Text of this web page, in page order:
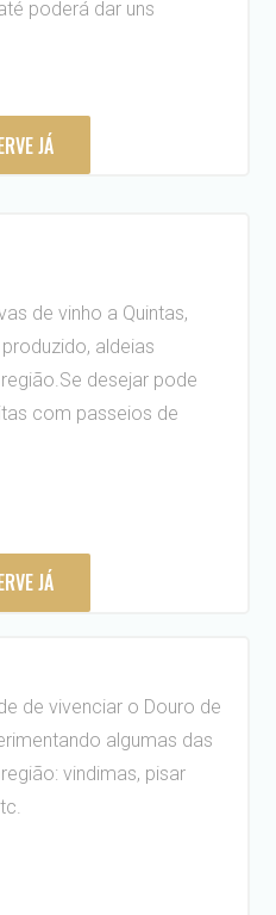
poderá dar uns
JÁ
de vinho a Quintas,
aldeias
desejar pode
com passeios de
JÁ
de vivenciar o Douro de
algumas das
vindimas, pisar